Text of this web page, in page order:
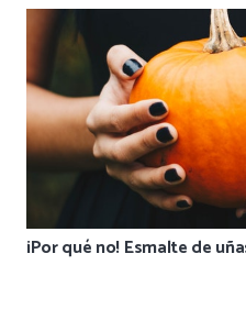
¡Por qué no! Esmalte de